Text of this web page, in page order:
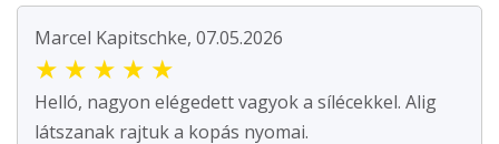
Marcel Kapitschke, 07.05.2026
★ ★ ★ ★ ★
Helló, nagyon elégedett vagyok a sílécekkel. Alig
látszanak rajtuk a kopás nyomai.